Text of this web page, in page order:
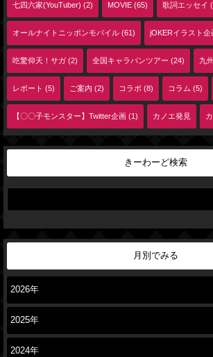
七四六家(YouTuber) (2) MOVIE (65) 歌詞エッセイ
オールナイトニッポンモバイル (61) jOKERイラスト企
吃驚仰天！サガ (2) 全国キャラバンツアー (24) 九
レポート (5) ご案内 (2) コラボ (8) コラム (5)
【〇〇子モンスター】Twitter企画 (1) カノエ発見
きーわーど検索
月別でみる
2026年
2025年
2024年